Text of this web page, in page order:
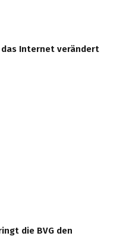
das Internet verändert
die BVG den